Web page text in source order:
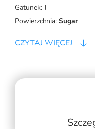
Gatunek: I
Powierzchnia: Sugar
CZYTAJ WIĘCEJ